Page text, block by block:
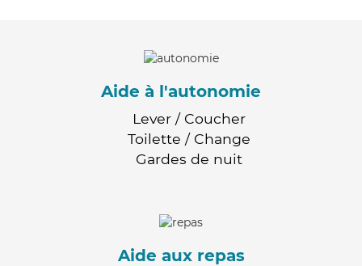
Aide à l'autonomie
Lever / Coucher
Toilette / Change
Gardes de nuit
Aide aux repas